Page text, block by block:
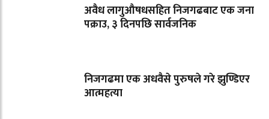
अवैध लागुऔषधसहित निजगढबाट एक जना
पक्राउ, ३ दिनपछि सार्वजनिक
निजगढमा एक अधवैसे पुरुषले गरे झुण्डिएर
आत्महत्या